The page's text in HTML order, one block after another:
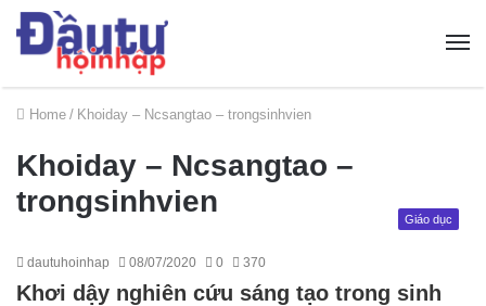
Home / Khoiday – Ncsangtao – trongsinhvien
Khoiday – Ncsangtao –
trongsinhvien
Giáo dục
dautuhoinhap 08/07/2020 0 370
Khơi dậy nghiên cứu sáng tạo trong sinh